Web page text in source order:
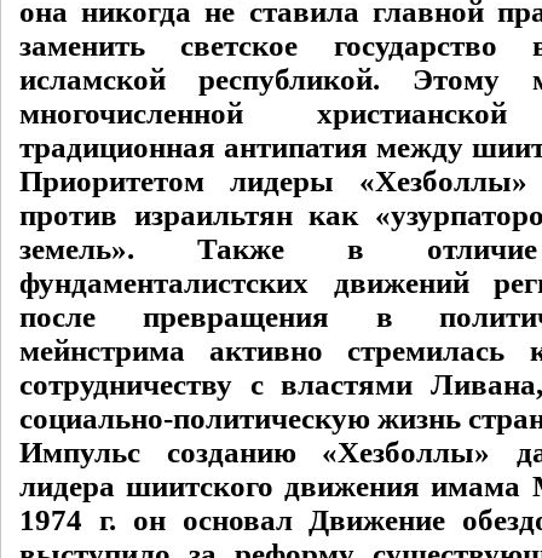
она никогда не ставила главной
заменить светское
исламской республикой. Этому
многочисленной
традиционная антипатия между
Приоритетом лидеры
против израильтян как
земель». Также в
фундаменталистских движений
после превращения в
мейнстрима активно
сотрудничеству с властями
социально-политическую жизнь
Импульс созданию «Хезболлы»
лидера шиитского движения
1974 г. он основал Движение